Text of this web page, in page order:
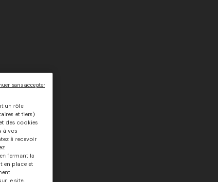
un rôle
et tiers)
des cookies
à vos
à recevoir
fermant la
en place et
sans accepter